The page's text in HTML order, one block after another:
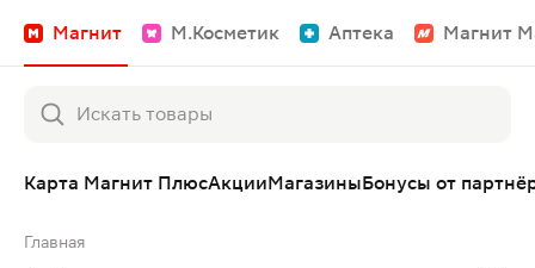
Магнит М.Косметик Аптека Магнит
Карта Магнит ПлюсАкцииМагазиныБонусы от
Главная